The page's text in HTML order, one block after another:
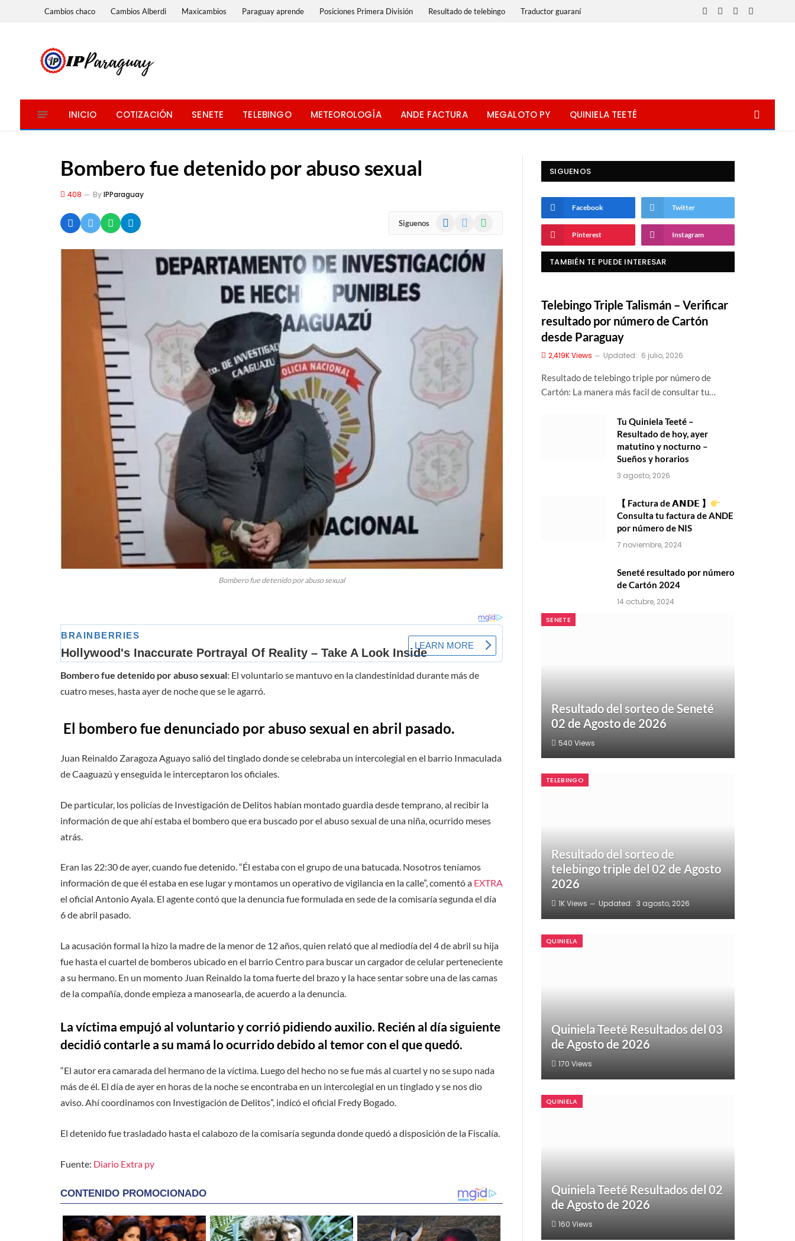
Cambios chaco Cambios Alberdi Maxicambios Paraguay aprende Posiciones Primera División Resultado de telebingo Traductor guaraní
Facebook
X
InstagramWhatsApp
INICIO COTIZACIÓN SENETE TELEBINGO METEOROLOGÍA ANDE FACTURA MEGALOTO PY QUINIELA TEETÉ
Bombero fue detenido por abuso sexual
408 ByIPParaguay
Siguenos Facebook WhatsApp
Bombero fue detenido por abuso sexual
Bombero fue detenido por abuso sexual: El voluntario se mantuvo en la clandestinidad durante más de
cuatro meses, hasta ayer de noche que se le agarró.
El bombero fue denunciado por abuso sexual en abril pasado.
Juan Reinaldo Zaragoza Aguayo salió del tinglado donde se celebraba un intercolegial en el barrio Inmaculada
de Caaguazú y enseguida le interceptaron los oficiales.
De particular, los policías de Investigación de Delitos habían montado guardia desde temprano, al recibir la
información de que ahí estaba el bombero que era buscado por el abuso sexual de una niña, ocurrido meses
atrás.
Eran las 22:30 de ayer, cuando fue detenido. “Él estaba con el grupo de una batucada. Nosotros teníamos
información de que él estaba en ese lugar y montamos un operativo de vigilancia en la calle”, comentó a EXTRA
el oficial Antonio Ayala. El agente contó que la denuncia fue formulada en sede de la comisaría segunda el día
6 de abril pasado.
La acusación formal la hizo la madre de la menor de 12 años, quien relató que al mediodía del 4 de abril su hija
fue hasta el cuartel de bomberos ubicado en el barrio Centro para buscar un cargador de celular perteneciente
a su hermano. En un momento Juan Reinaldo la toma fuerte del brazo y la hace sentar sobre una de las camas
de la compañía, donde empieza a manosearla, de acuerdo a la denuncia.
La víctima empujó al voluntario y corrió pidiendo auxilio. Recién al día siguiente
decidió contarle a su mamá lo ocurrido debido al temor con el que quedó.
“El autor era camarada del hermano de la víctima. Luego del hecho no se fue más al cuartel y no se supo nada
más de él. El día de ayer en horas de la noche se encontraba en un intercolegial en un tinglado y se nos dio
aviso. Ahí coordinamos con Investigación de Delitos”, indicó el oficial Fredy Bogado.
El detenido fue trasladado hasta el calabozo de la comisaría segunda donde quedó a disposición de la Fiscalía.
Fuente: Diario Extra py
SIGUENOS
Facebook Twitter
Pinterest Instagram
TAMBIÉN TE PUEDE INTERESAR
Telebingo Triple Talismán – Verificar
resultado por número de Cartón
desde Paraguay
2,419KViews Updated: 6 julio, 2026
Resultado de telebingo triple por número de
Cartón: La manera más facil de consultar tu…
Tu Quiniela Teeté –
Resultado de hoy, ayer
matutino y nocturno –
Sueños y horarios
3 agosto, 2026
【 Factura de 𝗔𝗡𝗗𝗘 】
Consulta tu factura de ANDE
por número de NIS
7 noviembre, 2024
Seneté resultado por número
de Cartón 2024
14 octubre, 2024
SENETE
Resultado del sorteo de Seneté
02 de Agosto de 2026
540 Views
TELEBINGO
Resultado del sorteo de
telebingo triple del 02 de Agosto
2026
1KViews Updated: 3 agosto, 2026
QUINIELA
Quiniela Teeté Resultados del 03
de Agosto de 2026
170 Views
QUINIELA
Quiniela Teeté Resultados del 02
de Agosto de 2026
160 Views